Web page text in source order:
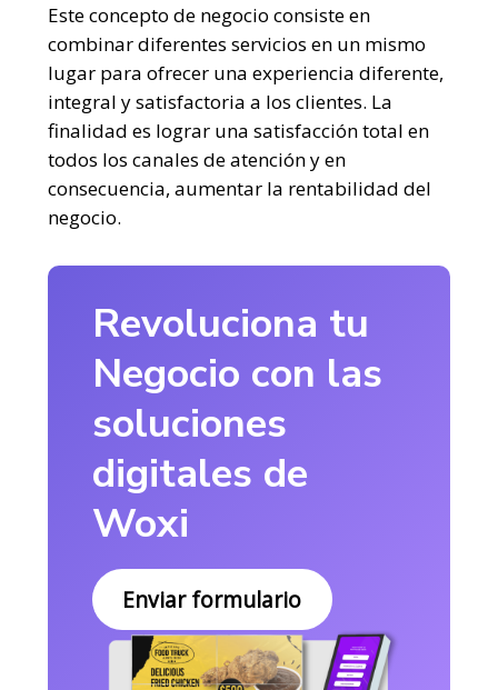
Este concepto de negocio consiste en
combinar diferentes servicios en un mismo
lugar para ofrecer una experiencia diferente,
integral y satisfactoria a los clientes. La
finalidad es lograr una satisfacción total en
todos los canales de atención y en
consecuencia, aumentar la rentabilidad del
negocio.
Revoluciona tu
Negocio con las
soluciones
digitales de
Woxi
Enviar formulario